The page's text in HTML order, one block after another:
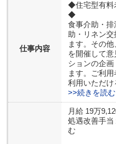
仕事内容
◆住宅型有料
◆
食事介助・
助・リネン
ます。その
を開催して
ションの企
ます。ご利
利用いただけ
>>続きを読む
月給 19万
処遇改善手
む